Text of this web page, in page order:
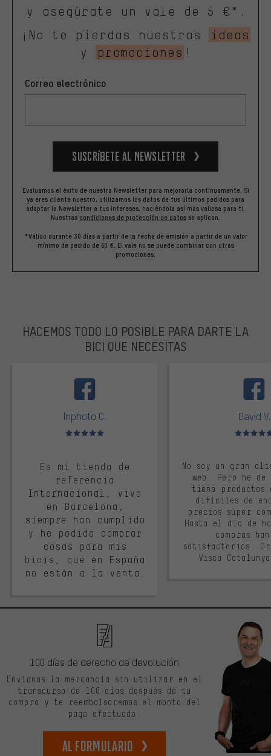
y asegúrate un vale de 5 €*.
¡No te pierdas nuestras
ideas
y
promociones !
Correo electrónico
Suscríbete al newsletter
Evaluamos el éxito de nuestra Newsletter para mejorarla continuamente. Si
ya eres cliente nuestro, utilizamos los datos de tus últimos pedidos para
adaptar la Newsletter a tus intereses, haciéndola así más valiosa para ti.
Nuestras condiciones de protección de datos se aplican.
*Válido durante 30 días a partir de la fecha de emisión a partir de un valor
mínimo de pedido de 60 €. El vale no se puede combinar con otras
promociones.
HACEMOS TODO LO POSIBLE PARA DARTE LA
BICI QUE NECESITAS
Inphoto C.
Valoración media: 5 de 5
Es mi tienda de
referencia
Internacional, vivo
en Barcelona,
siempre han cumplido
y he podido comprar
cosas para mis
bicis, que en España
no están a la venta.
David V.
Valoración
No soy un gran
web. Pero he
tiene productos
difíciles de
precios súper
Hasta el día de
compras
satisfactorios.
Visca
100 días de derecho de devolución
Envíanos la mercancía sin utilizar en el
transcurso de 100 días después de tu
compra y te reembolsaremos el monto del
pago efectuado.
Al formulario